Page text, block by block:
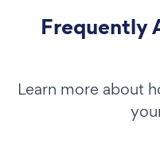
Frequently
Learn more about